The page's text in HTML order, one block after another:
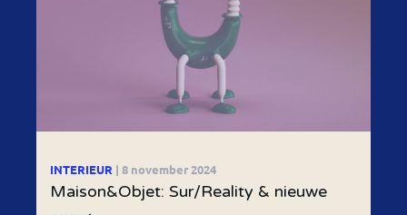
INTERIEUR | 8 november 2024
Maison&Objet: Sur/Reality & nieuwe